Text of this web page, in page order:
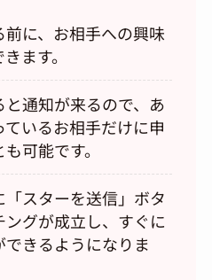
に、お相手への興味
ます。
通知が来るので、あ
いるお相手だけに申
可能です。
スターを送信」ボタ
グが成立し、すぐに
きるようになりま